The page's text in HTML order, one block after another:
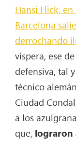
Hansi Flick,
Barcelona
derrochando
víspera, ese
defensiva, tal
técnico
Ciudad
a los
que, lograron